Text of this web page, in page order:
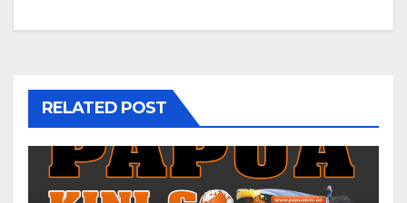
RELATED POST